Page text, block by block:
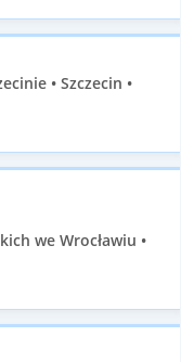
• Szczecin •
we Wrocławiu •